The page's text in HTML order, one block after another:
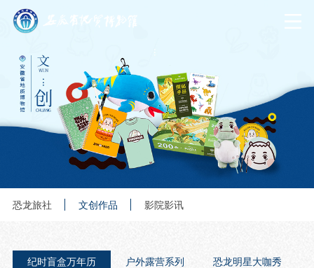
恐龙旅社 文创作品 影院影讯
纪时盲盒万年历 户外露营系列
恐龙明星大咖秀